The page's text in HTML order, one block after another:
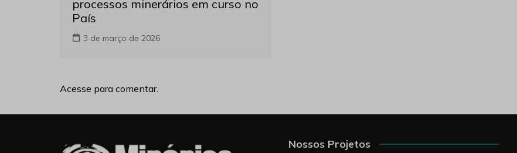
processos minerários em curso no
País
3 de março de 2026
Acesse para comentar.
Nossos Projetos